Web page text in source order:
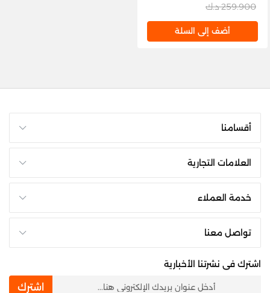
259.900 د.ك
أضف إلى السلة
أقسامنا
العلامات التجارية
خدمة العملاء
تواصل معنا
اشترك فى نشرتنا الأخبارية
اشترك